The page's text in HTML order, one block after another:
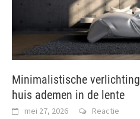
Minimalistische
huis ademen in de lente
mei 27, 2026 Reactie